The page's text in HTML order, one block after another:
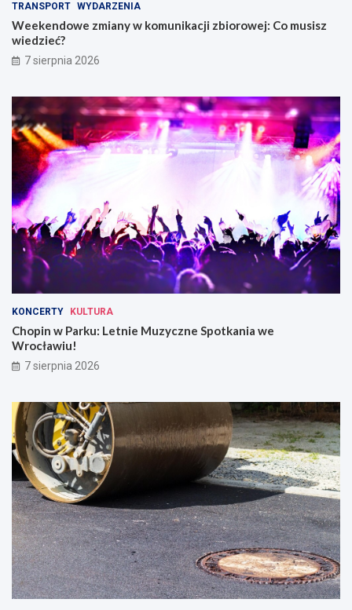
TRANSPORT WYDARZENIA
Weekendowe zmiany w komunikacji zbiorowej: Co musisz
wiedzieć?
7 sierpnia 2026
KONCERTY KULTURA
Chopin w Parku: Letnie Muzyczne Spotkania we
Wrocławiu!
7 sierpnia 2026